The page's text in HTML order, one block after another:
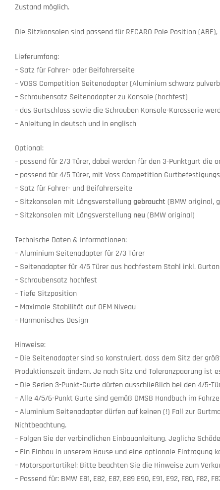
Zustand möglich.
Die Sitzkonsolen sind passend für RECARO Pole Position (ABE),
Lieferumfang:
– Satz für Fahrer- oder Beifahrerseite
– VOSS Competition Seitenadapter (Aluminium schwarz
– Schraubensatz Seitenadapter zu Konsole (hochfest)
– das Gurtschloss sowie die Schrauben Konsole-Karosserie
– Anleitung in deutsch und in englisch
Optional:
– passend für 2/3 Türer, dabei werden für den 3-Punktgurt die
– passend für 4/5 Türer, mit Voss Competition
– Satz für Fahrer- und Beifahrerseite
– Sitzkonsolen mit Längsverstellung gebraucht (BMW original,
– Sitzkonsolen mit Längsverstellung neu(BMW original)
Technische Daten & Informationen:
– Aluminium Seitenadapter für 2/3 Türer
– Seitenadapter für 4/5 Türer aus hochfestem Stahl inkl.
– Schraubensatz hochfest
– Tiefe Sitzposition
– Maximale Stabilität auf OEM Niveau
– Harmonisches Design
Hinweise:
– Die Seitenadapter sind so konstruiert, dass dem Sitz der
Produktionszeit ändern. Je nach Sitz und Toleranzpaarung ist
– Die Serien 3-Punkt-Gurte dürfen ausschließlich bei den 4/5-
– Alle 4/5/6-Punkt Gurte sind gemäß DMSB Handbuch im
– Aluminium Seitenadapter dürfen auf keinen (!) Fall zur
Nichtbeachtung.
– Folgen Sie der verbindlichen Einbauanleitung. Jegliche
– Ein Einbau in unserem Hause und eine optionale
– Motorsportartikel: Bitte beachten Sie die Hinweise zum
– Passend für: BMW E81, E82, E87, E89 E90, E91, E92, F80, F82,